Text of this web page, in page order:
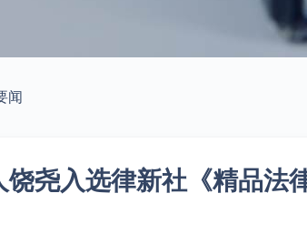
闻
饶尧入选律新社《精品法